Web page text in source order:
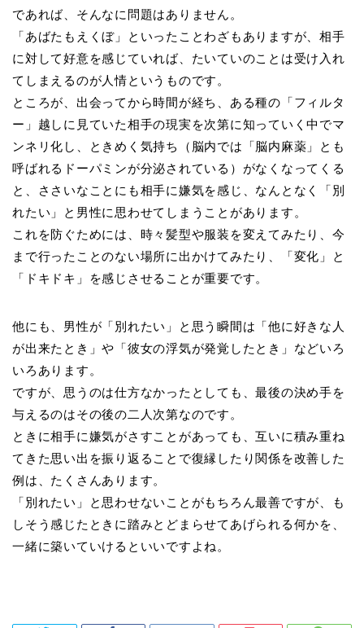
であれば、そんなに問題はありません。
「あばたもえくぼ」といったことわざもありますが、相手
に対して好意を感じていれば、たいていのことは受け入れ
てしまえるのが人情というものです。
ところが、出会ってから時間が経ち、ある種の「フィルタ
ー」越しに見ていた相手の現実を次第に知っていく中でマ
ンネリ化し、ときめく気持ち（脳内では「脳内麻薬」とも
呼ばれるドーパミンが分泌されている）がなくなってくる
と、ささいなことにも相手に嫌気を感じ、なんとなく「別
れたい」と男性に思わせてしまうことがあります。
これを防ぐためには、時々髪型や服装を変えてみたり、今
まで行ったことのない場所に出かけてみたり、「変化」と
「ドキドキ」を感じさせることが重要です。
他にも、男性が「別れたい」と思う瞬間は「他に好きな人
が出来たとき」や「彼女の浮気が発覚したとき」などいろ
いろあります。
ですが、思うのは仕方なかったとしても、最後の決め手を
与えるのはその後の二人次第なのです。
ときに相手に嫌気がさすことがあっても、互いに積み重ね
てきた思い出を振り返ることで復縁したり関係を改善した
例は、たくさんあります。
「別れたい」と思わせないことがもちろん最善ですが、も
しそう感じたときに踏みとどまらせてあげられる何かを、
一緒に築いていけるといいですよね。